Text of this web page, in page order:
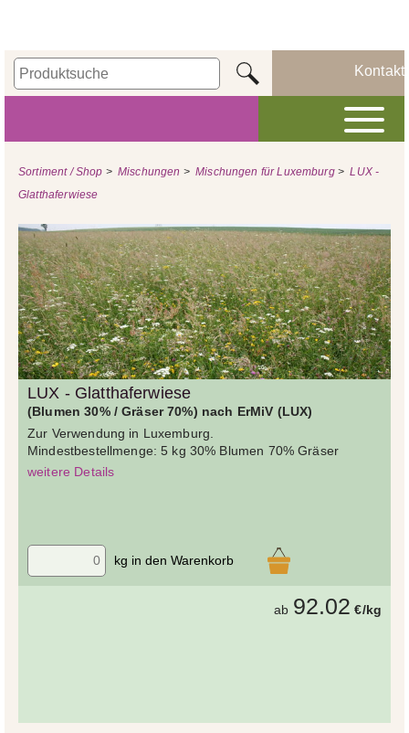
Kontakt
Sortiment / Shop >Mischungen >Mischungen für Luxemburg>LUX -
Glatthaferwiese
LUX - Glatthaferwiese
(Blumen 30% / Gräser 70%) nach ErMiV (LUX)
Zur Verwendung in Luxemburg.
Mindestbestellmenge: 5 kg 30% Blumen 70% Gräser
weitere Details
kg in den Warenkorb
ab 92.02 €/kg